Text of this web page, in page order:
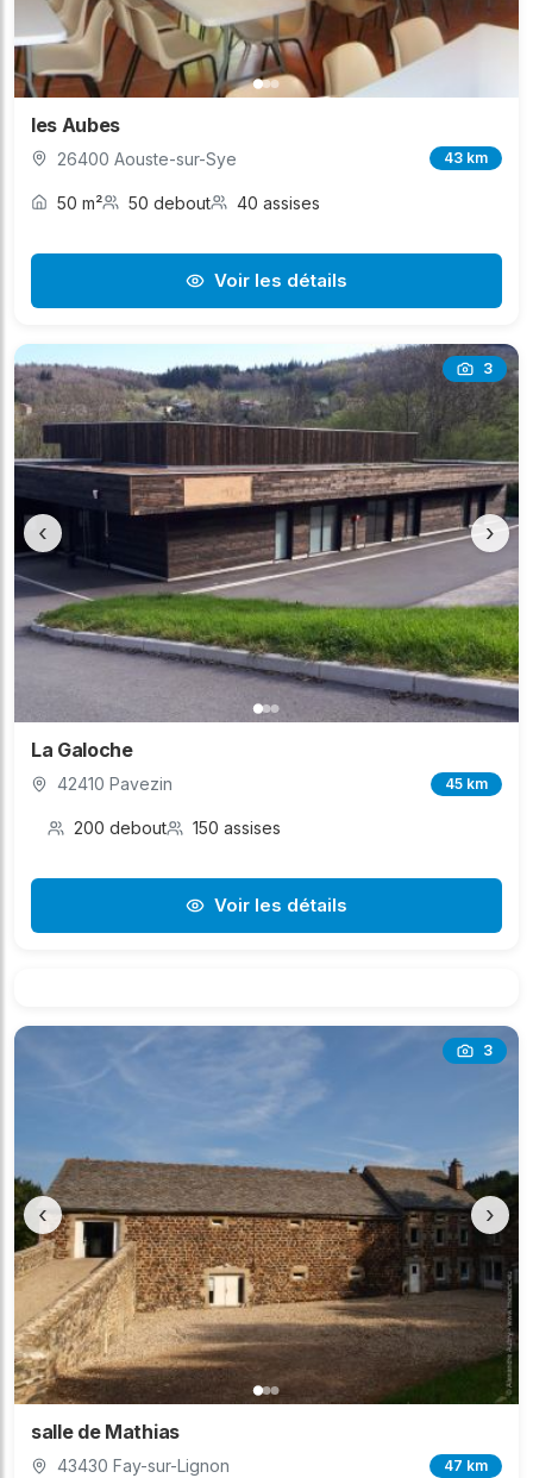
les Aubes
26400 Aouste-sur-Sye 43 km
50 m² 50 debout 40 assises
Voir les détails
3
‹ ›
La Galoche
42410 Pavezin 45 km
200 debout 150 assises
Voir les détails
3
‹ ›
salle de Mathias
43430 Fay-sur-Lignon 47 km